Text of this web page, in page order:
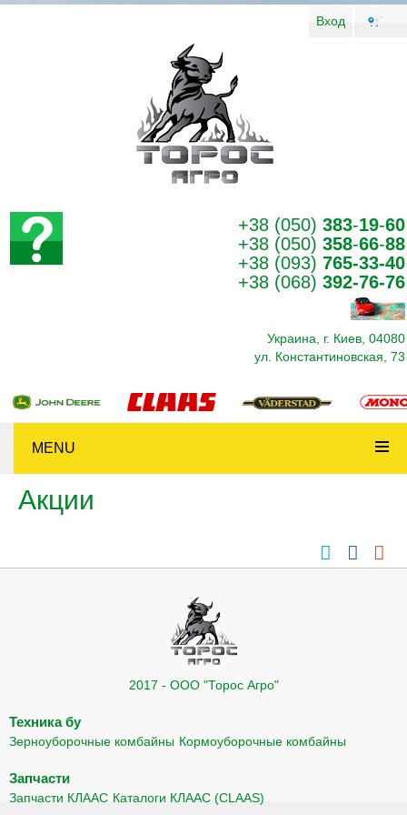
Вход
+38 (050) 383-19-60
+38 (050) 358-66-88
+38 (093) 765-33-40
+38 (068) 392-76-76
Украина, г. Киев, 04080
ул. Константиновская, 73
MENU
Акции
2017 - ООО "Торос Агро"
Техника бу
Зерноуборочные комбайны Кормоуборочные комбайны
Запчасти
Запчасти КЛААС Каталоги КЛААС (CLAAS)